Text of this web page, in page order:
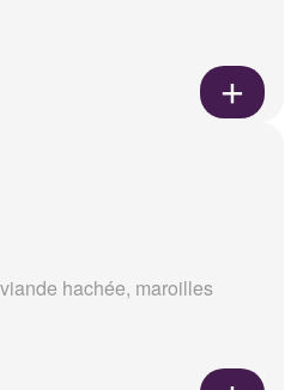
hachée, maroilles